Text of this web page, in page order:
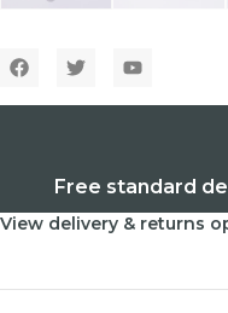
Free standard
View delivery & returns